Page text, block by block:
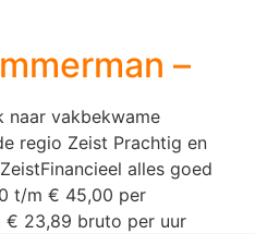
–
naar vakbekwame
regio Zeist Prachtig en
alles goed
t/m € 45,00 per
€ 23,89 bruto per uur